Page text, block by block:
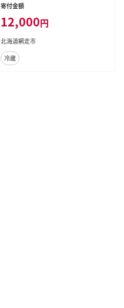
寄付金額
12,000円
北海道網走市
冷蔵